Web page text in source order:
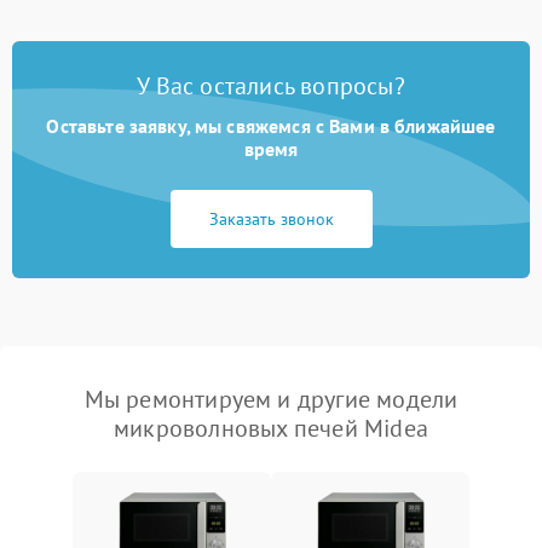
У Вас остались вопросы?
Оставьте заявку, мы свяжемся с Вами в ближайшее
время
Заказать звонок
Мы ремонтируем и другие модели
микроволновых печей Midea